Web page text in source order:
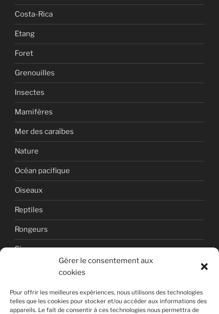
Gérer le consentement aux
cookies
Pour offrir les meilleures expériences, nous utilisons des technologies
telles que les cookies pour stocker et/ou accéder aux informations des
appareils. Le fait de consentir à ces technologies nous permettra de
Costa-Rica
Etang
Foret
Grenouilles
Insectes
Mamifères
Mer des caraïbes
Nature
Océan pacifique
Oiseaux
Reptiles
Rongeurs
Singes
Volcan